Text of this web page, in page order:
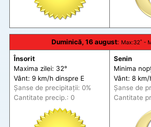
Duminică, 16 august: Max:32˚ -
Însorit
Maxima zilei: 32°
Vânt: 9 km/h dinspre E
Șanse de precipitații: 0%
Cantitate precip.: 0
Senin
Minima
Vânt: 8 km/
Șanse de
Cantitate